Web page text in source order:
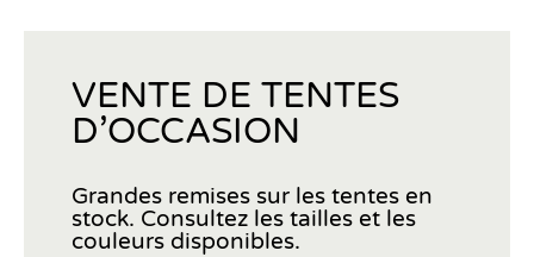
VENTE DE TENTES
D’OCCASION
Grandes remises sur les tentes en
stock. Consultez les tailles et les
couleurs disponibles.